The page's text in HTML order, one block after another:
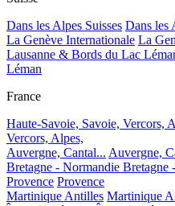
Dans les Alpes Suisses Dans les
La Genève Internationale La
Lausanne & Bords du Lac
Léman
France
Haute-Savoie, Savoie, Vercors,
Vercors, Alpes,
Auvergne, Cantal... Auvergne,
Bretagne - Normandie Bretagne
Provence Provence
Martinique Antilles Martinique